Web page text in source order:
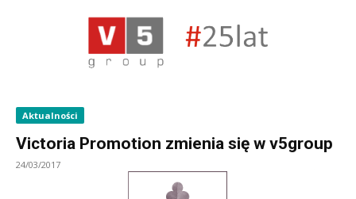
Aktualności
Victoria Promotion zmienia się w v5group
24/03/2017